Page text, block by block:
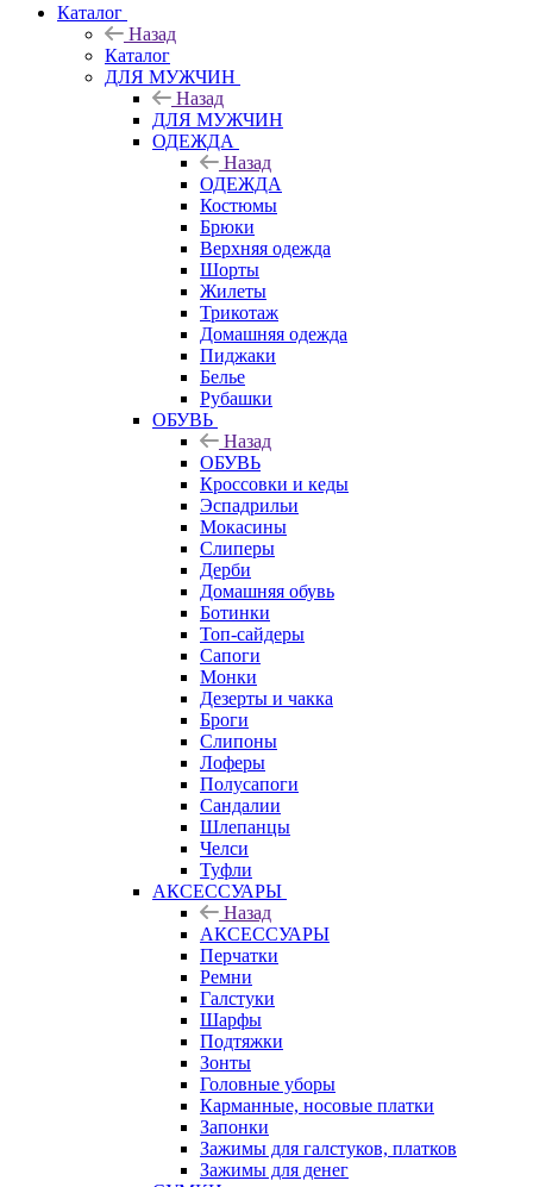
Каталог
Назад
Каталог
ДЛЯ МУЖЧИН
Назад
ДЛЯ МУЖЧИН
ОДЕЖДА
Назад
ОДЕЖДА
Костюмы
Брюки
Верхняя одежда
Шорты
Жилеты
Трикотаж
Домашняя одежда
Пиджаки
Белье
Рубашки
ОБУВЬ
Назад
ОБУВЬ
Кроссовки и кеды
Эспадрильи
Мокасины
Слиперы
Дерби
Домашняя обувь
Ботинки
Топ-сайдеры
Сапоги
Монки
Дезерты и чакка
Броги
Слипоны
Лоферы
Полусапоги
Сандалии
Шлепанцы
Челси
Туфли
АКСЕССУАРЫ
Назад
АКСЕССУАРЫ
Перчатки
Ремни
Галстуки
Шарфы
Подтяжки
Зонты
Головные уборы
Карманные, носовые платки
Запонки
Зажимы для галстуков, платков
Зажимы для денег